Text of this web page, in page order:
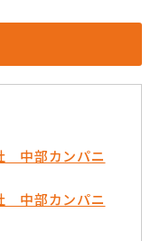
中部カンパニ
中部カンパニ